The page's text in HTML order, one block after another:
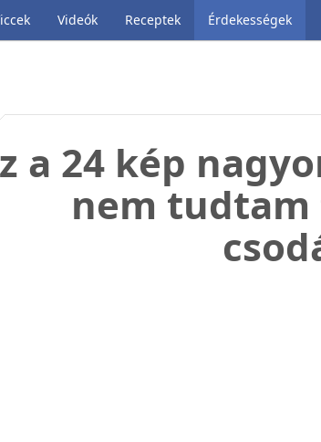
Videók Receptek Érdekességek
a 24 kép
nem